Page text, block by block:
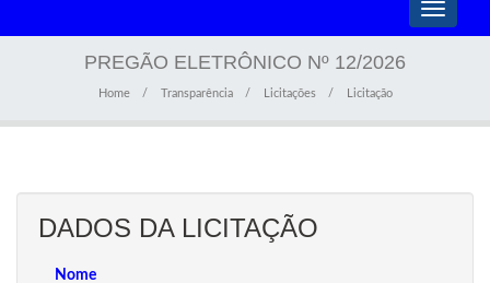
Toggle
PREGÃO ELETRÔNICO Nº 12/2026
Home Transparência Licitações Licitação
DADOS DA LICITAÇÃO
Nome